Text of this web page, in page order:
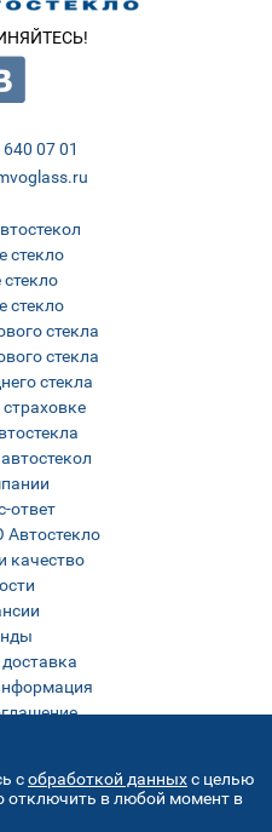
стекло
стекло
стекла
стекла
стекла
ответ
качество
отзыв
07 01
собработкой данныхс целью
отключить в любой момент в